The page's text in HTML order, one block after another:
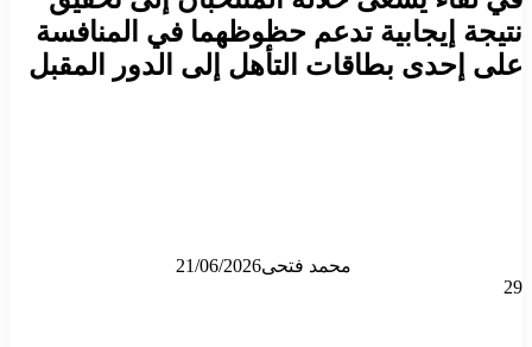
نتيجة إيجابية تدعم حظوظهما في المنافسة
على إحدى بطاقات التأهل إلى الدور المقبل
محمد فتحى21/06/2026
29